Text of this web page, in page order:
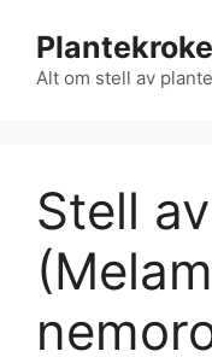
innholdAlt om stell av
Stell